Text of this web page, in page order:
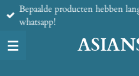
Ga
direct
de
Bepaalde producten hebben
whatsapp!